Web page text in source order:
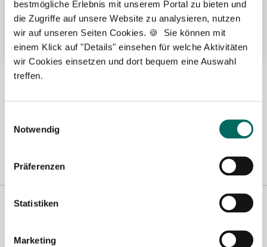
bestmögliche Erlebnis mit unserem Portal zu bieten und
die Zugriffe auf unsere Website zu analysieren, nutzen
wir auf unseren Seiten Cookies. 🍪 Sie können mit
einem Klick auf "Details" einsehen für welche Aktivitäten
wir Cookies einsetzen und dort bequem eine Auswahl
treffen.
Notwendig
Präferenzen
Statistiken
Marketing
Übertarifliche Bezahlung
Weitere attraktive Merkmale
Hier finden Sie aktuelle Stellenangebote in Ihrer
Mönchengladbach